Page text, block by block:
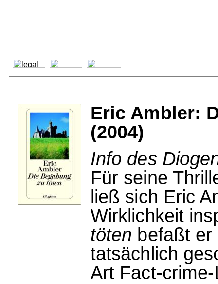
Eric Ambler:
(2004)
Info des
Für seine
ließ sich Eric
Wirklichkeit
töten befaßt er
tatsächlich
Art Fact-